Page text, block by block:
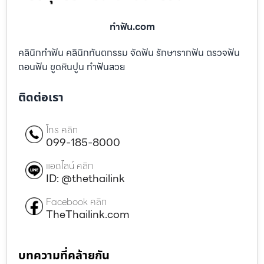
ทําฟัน.com
คลินิกทำฟัน คลินิกทันตกรรม จัดฟัน รักษารากฟัน ตรวจฟัน
ถอนฟัน ขูดหินปูน ทำฟันสวย
ติดต่อเรา
โทร คลิก
099-185-8000
แอดไลน์ คลิก
ID: @thethailink
Facebook คลิก
TheThailink.com
บทความที่คล้ายกัน